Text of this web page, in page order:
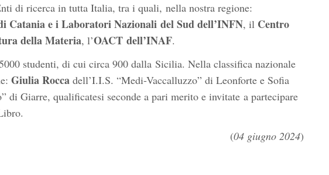
di ricerca in tutta Italia, tra i quali, nella nostra regione:
Catania e i Laboratori Nazionali del Sud dell’INFN, il Centro
della Materia, l’OACT dell’INAF.
studenti, di cui circa 900 dalla Sicilia. Nella classifica nazionale
Giulia Rocca dell’I.I.S. “Medi-Vaccalluzzo” di Leonforte e Sofia
di Giarre, qualificatesi seconde a pari merito e invitate a partecipare
(04 giugno 2024)